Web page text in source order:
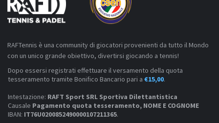
RAFTennis è una community di giocatori provenienti da tutto il Mondo
con un unico grande obiettivo, divertirsi giocando a tennis!
Dopo essersi registrati effettuare il versamento della quota
tesseramento tramite Bonifico Bancario pari a €15,00.
Intestazione: RAFT Sport SRL Sportiva Dilettantistica
Causale Pagamento quota tesseramento, NOME E COGNOME
IBAN: IT76U0200852490000107211365.